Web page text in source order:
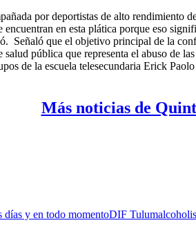
por deportistas de alto rendimiento
en esta plática porque eso
Señaló que el objetivo principal de la
pública que representa el abuso de
de la escuela telesecundaria Erick
Más noticias de
y en todo momentoDIF Tulum